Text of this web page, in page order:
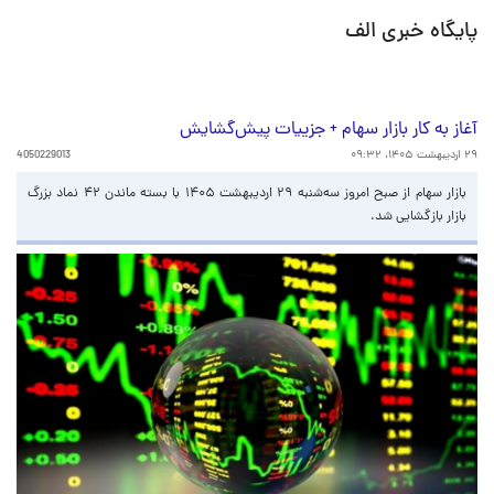
پایگاه خبری الف
آغاز به کار بازار سهام + جزییات پیش‌گشایش
۲۹ اردیبهشت ۱۴۰۵، ۰۹:۳۲ 4050229013
بازار سهام از صبح امروز سه‌شنبه ۲۹ اردیبهشت ۱۴۰۵ با بسته ماندن ۴۲ نماد بزرگ
بازار بازگشایی شد.